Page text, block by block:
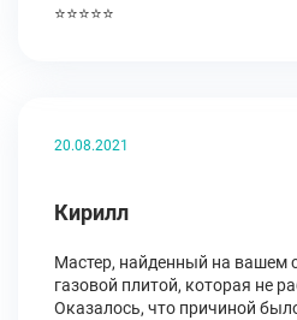
⭐⭐⭐⭐⭐
20.08.2021
Кирилл
Мастер, найденный на вашем
газовой плитой, которая не
Оказалось, что причиной